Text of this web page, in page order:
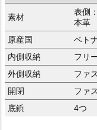
素材
表側
本革
原産国
ベト
内側収納
フリ
外側収納
ファ
開閉
ファ
底鋲
4つ